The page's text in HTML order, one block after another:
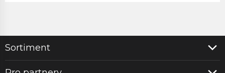
Sortiment